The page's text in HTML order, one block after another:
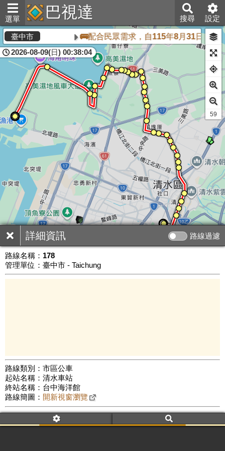
選單 巴視達 搜尋 設定
詳細資訊 路線過濾
路線名稱： 178
管理單位：臺中市 - Taichung
路線類別：市區公車
起站名稱：清水車站
終站名稱：台中海洋館
路線簡圖： 開新視窗瀏覽
附屬名稱：178
車頭描述：清水車站
台中海洋館
臺中市 🚌配合民眾需求，自115年8月31日起，
2026-08-09(日) 00:38:04
公車數量: 累計1109、上線524
59